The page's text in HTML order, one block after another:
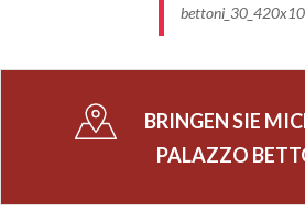
BRINGEN SIE
PALAZZO